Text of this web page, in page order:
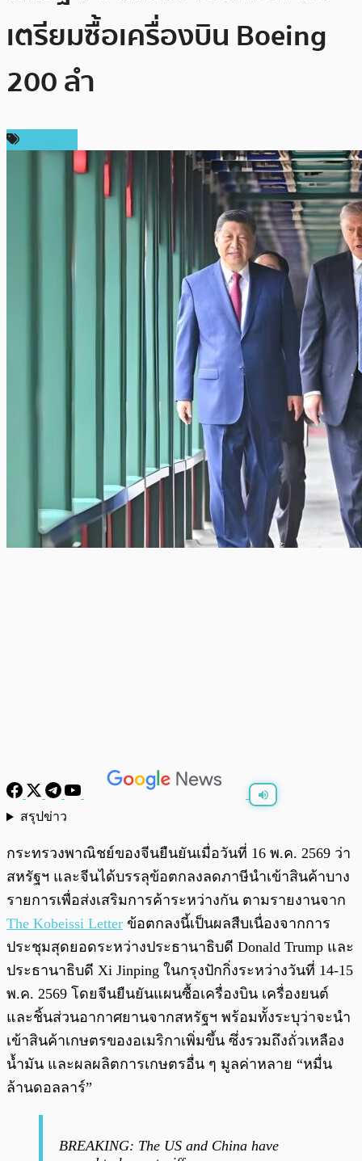
เตรียมซื้อเครื่องบิน Boeing
200 ลำ
สรุปข่าว
กระทรวงพาณิชย์ของจีนยืนยันเมื่อวันที่ 16 พ.ค. 2569 ว่า
สหรัฐฯ และจีนได้บรรลุข้อตกลงลดภาษีนำเข้าสินค้าบาง
รายการเพื่อส่งเสริมการค้าระหว่างกัน ตามรายงานจาก
The Kobeissi Letter ข้อตกลงนี้เป็นผลสืบเนื่องจากการ
ประชุมสุดยอดระหว่างประธานาธิบดี Donald Trump และ
ประธานาธิบดี Xi Jinping ในกรุงปักกิ่งระหว่างวันที่ 14-15
พ.ค. 2569 โดยจีนยืนยันแผนซื้อเครื่องบิน เครื่องยนต์
และชิ้นส่วนอากาศยานจากสหรัฐฯ พร้อมทั้งระบุว่าจะนำ
เข้าสินค้าเกษตรของอเมริกาเพิ่มขึ้น ซึ่งรวมถึงถั่วเหลือง
น้ำมัน และผลผลิตการเกษตรอื่น ๆ มูลค่าหลาย “หมื่น
ล้านดอลลาร์”
BREAKING: The US and China have